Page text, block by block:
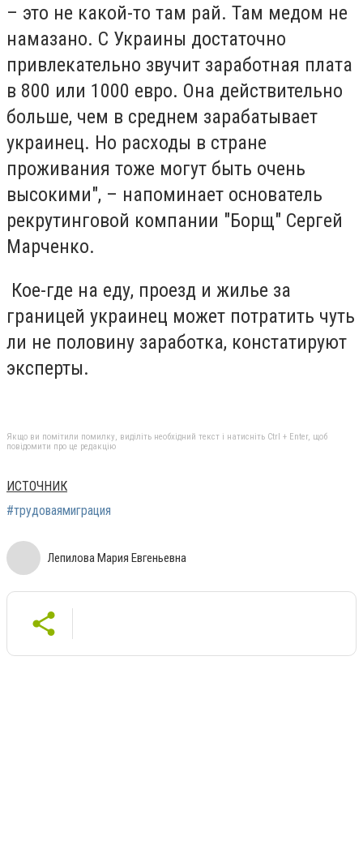
– это не какой-то там рай. Там медом не
намазано. С Украины достаточно
привлекательно звучит заработная плата
в 800 или 1000 евро. Она действительно
больше, чем в среднем зарабатывает
украинец. Но расходы в стране
проживания тоже могут быть очень
высокими", – напоминает основатель
рекрутинговой компании "Борщ" Сергей
Марченко.
Кое-где на еду, проезд и жилье за
границей украинец может потратить чуть
ли не половину заработка, констатируют
эксперты.
Якщо ви помітили помилку, виділіть необхідний текст і натисніть Ctrl + Enter, щоб
повідомити про це редакцію
ИСТОЧНИК
#трудоваямиграция
Лепилова Мария Евгеньевна